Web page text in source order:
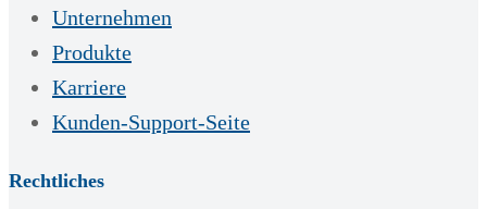
Unternehmen
Produkte
Karriere
Kunden-Support-Seite
Rechtliches